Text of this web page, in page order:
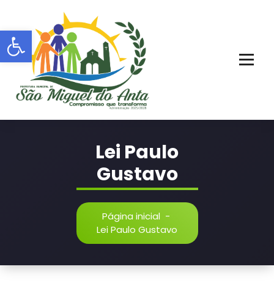
Barra de Ferramentas Aberta
o
conteúdo
Lei Paulo
Gustavo
Página inicial -
Lei Paulo Gustavo